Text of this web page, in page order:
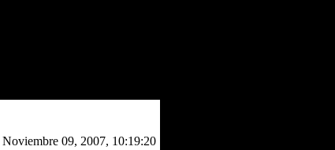
Noviembre 09, 2007, 10:19:20